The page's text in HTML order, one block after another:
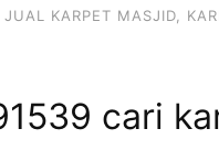
JUAL KARPET MASJID
cari